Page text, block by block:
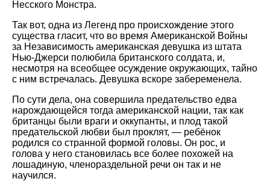
Несского Монстра.
Так вот, одна из Легенд про происхождение этого
существа гласит, что во время Американской Войны
за Независимость американская девушка из штата
Нью-Джерси полюбила британского солдата, и,
несмотря на всеобщее осуждение окружающих, тайно
с ним встречалась. Девушка вскоре забеременела.
По сути дела, она совершила предательство едва
нарождающейся тогда американской нации, так как
британцы были враги и оккупанты, и плод такой
предательской любви был проклят, — ребёнок
родился со странной формой головы. Он рос, и
голова у него становилась все более похожей на
лошадиную, членораздельной речи он так и не
научился.